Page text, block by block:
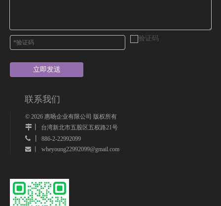
立即发送
联系我们
© 2026 惠旸企业有限公司 版权所有
丨 台湾新北市五股区五权路21号
 丨 886-2-22992099
 丨 wheyoung22992099@gmail.com